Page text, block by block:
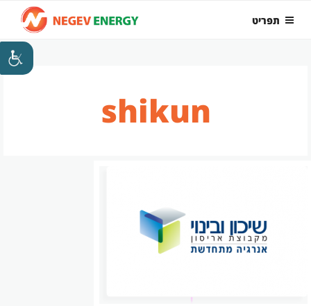
לתוכן
תפריט
shikun